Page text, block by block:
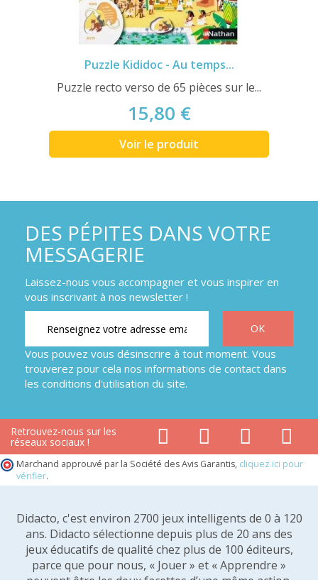
Puzzle Kididoc - Au temps...
Puzzle recto verso de 65 pièces sur le...
15,80 €
Voir le produit
DES PÉPITES DANS VOTRE
MESSAGERIE
Laissez-nous vous accompagner et vous inspirer en
vous inscrivant à nos newsletter !
Vous pouvez vous désinscrire à tout moment. Vous
trouverez pour cela nos informations de contact dans
les conditions d'utilisation du site.
Retrouvez-nous sur les
réseaux sociaux !
Marchand approuvé par la Société des Avis Garantis, cliquez ici pour
vérifier.
Didacto, c'est environ 2700 jeux intelligents de 0 à 120
ans. Didacto sélectionne depuis plus de 20 ans des
jeux éducatifs de qualité chez plus de 100 éditeurs,
parce que pour nous, « Jouer » et « Apprendre »